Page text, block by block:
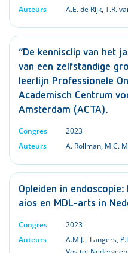
Auteurs
A.E. de Rijk,T.R.
“De kennisclip van het
van een zelfstandige
leerlijn Professionele
Academisch Centrum
Amsterdam (ACTA).
Congres
2023
Auteurs
A. Rollman, M.C.
Opleiden in
aios en MDL-arts in
Congres
2023
Auteurs
A.M.J. . Langers,